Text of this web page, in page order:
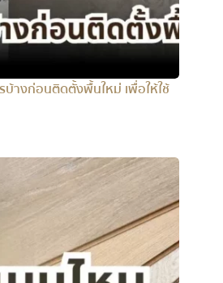
บ้างก่อนติดตั้งพื้นใหม่ เพื่อให้ใช้